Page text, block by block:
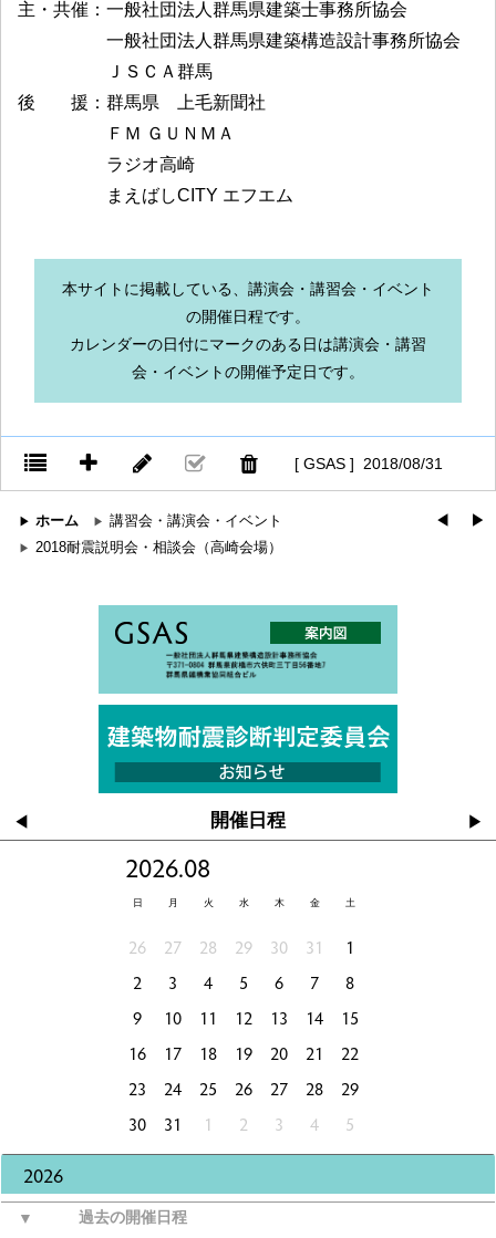
主・共催：一般社団法人群馬県建築士事務所協会
一般社団法人群馬県建築構造設計事務所協会
ＪＳＣＡ群馬
後 援：群馬県 上毛新聞社
ＦＭ ＧＵＮＭＡ
ラジオ高崎
まえばしCITY エフエム
本サイトに掲載している、講演会・講習会・イベント
の開催日程です。
カレンダーの日付にマークのある日は講演会・講習
会・イベントの開催予定日です。
[ GSAS ] 2018/08/31
ホーム
講習会・講演会・イベント
2018耐震説明会・相談会（高崎会場）
◀︎ ▶︎
◀ 開催日程 ▶
2026.08
日 月 火 水 木 金 土
26 27 28 29 30 31
1
2
3 4 5 6 7
8
9
10 11 12 13 14
15
16
17 18 19 20 21
22
23
24 25 26 27 28
29
30
31 1 2 3 4 5
2026
▼ 過去の開催日程